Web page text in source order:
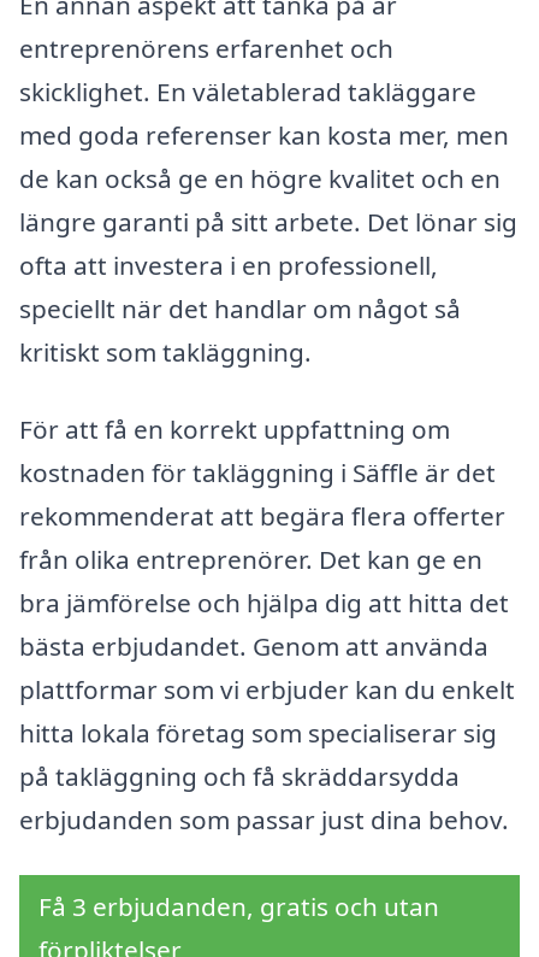
entreprenörens erfarenhet och
skicklighet. En väletablerad takläggare
med goda referenser kan kosta mer, men
de kan också ge en högre kvalitet och en
längre garanti på sitt arbete. Det lönar sig
ofta att investera i en professionell,
speciellt när det handlar om något så
kritiskt som takläggning.
För att få en korrekt uppfattning om
kostnaden för takläggning i Säffle är det
rekommenderat att begära flera offerter
från olika entreprenörer. Det kan ge en
bra jämförelse och hjälpa dig att hitta det
bästa erbjudandet. Genom att använda
plattformar som vi erbjuder kan du enkelt
hitta lokala företag som specialiserar sig
på takläggning och få skräddarsydda
erbjudanden som passar just dina behov.
Få 3 erbjudanden, gratis och utan
förpliktelser